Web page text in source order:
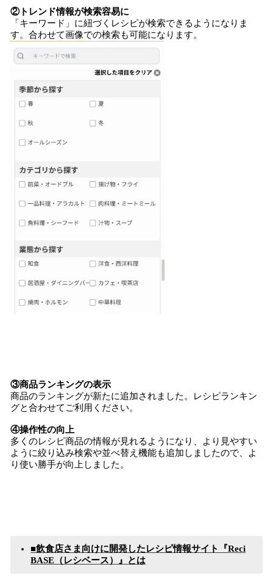
②トレンド情報が検索容易に
「キーワード」に紐づくレシピが検索できるようになりま
す。合わせて画像での検索も可能になります。
③商品ランキングの表示
商品のランキングが新たに追加されました。レシピランキン
グと合わせてご利用ください。
④操作性の向上
多くのレシピ商品の情報が見れるようになり、より見やすい
ように絞り込み検索や並べ替え機能も追加しましたので、よ
り使い勝手が向上しました。
■飲食店さま向けに開発したレシピ情報サイト 『Reci
BASE （レシベース）』 とは